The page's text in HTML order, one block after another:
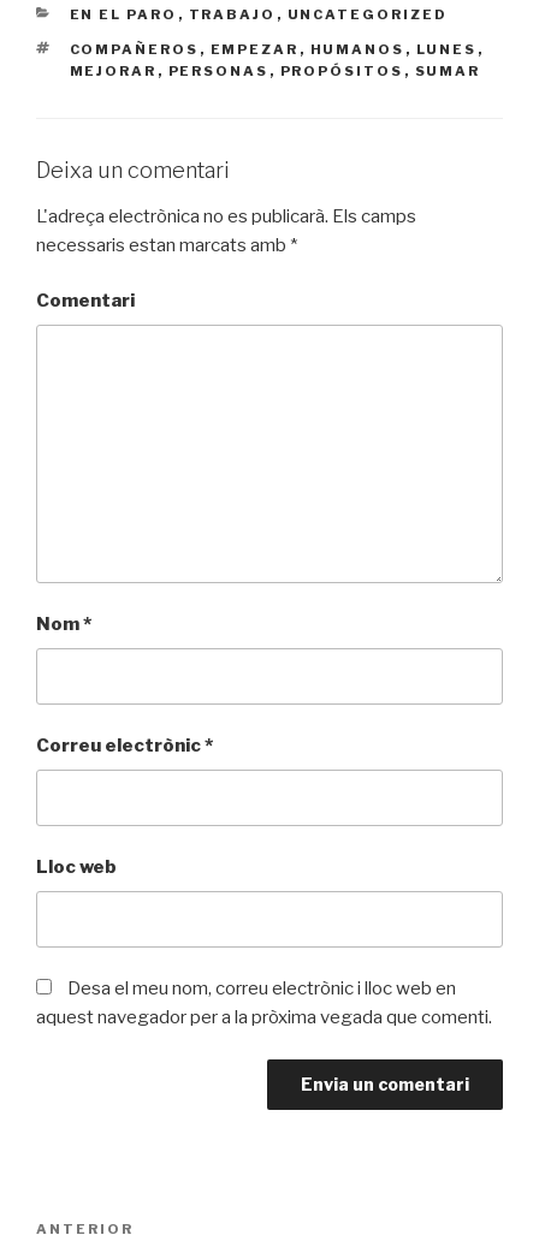
CATEGORIES
EN EL PARO , TRABAJO , UNCATEGORIZED
ETIQUETES
COMPAÑEROS , EMPEZAR , HUMANOS , LUNES ,
MEJORAR , PERSONAS , PROPÓSITOS , SUMAR
Deixa un comentari
L'adreça electrònica no es publicarà. Els camps
necessaris estan marcats amb *
Comentari
Nom*
Correu electrònic*
Lloc web
Desa el meu nom, correu electrònic i lloc web en
aquest navegador per a la pròxima vegada que comenti.
Entrada
ANTERIOR